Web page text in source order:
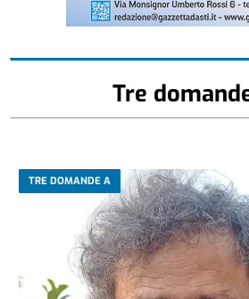
Tre
TRE DOMANDE A